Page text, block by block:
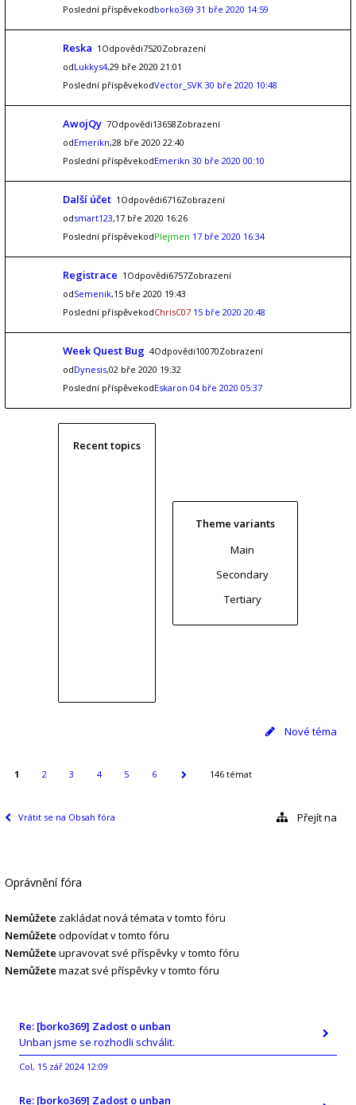
Poslední příspěvekodborko369 31 bře 2020 14:59
Reska 1Odpovědi7520Zobrazení
odLukkys4,29 bře 2020 21:01
Poslední příspěvekodVector_SVK 30 bře 2020 10:48
AwojQy 7Odpovědi13658Zobrazení
odEmerikn,28 bře 2020 22:40
Poslední příspěvekodEmerikn 30 bře 2020 00:10
Další účet 1Odpovědi6716Zobrazení
odsmart123,17 bře 2020 16:26
Poslední příspěvekodPlejmen 17 bře 2020 16:34
Registrace 1Odpovědi6757Zobrazení
odSemenik,15 bře 2020 19:43
Poslední příspěvekodChrisC07 15 bře 2020 20:48
Week Quest Bug 4Odpovědi10070Zobrazení
odDynesis,02 bře 2020 19:32
Poslední příspěvekodEskaron 04 bře 2020 05:37
Recent topics
Theme variants
Main
Secondary
Tertiary
Nové téma
1 2 3 4 5 6 146 témat
Vrátit se na Obsah fóra Přejít na
Oprávnění fóra
Nemůžete zakládat nová témata v tomto fóru
Nemůžete odpovídat v tomto fóru
Nemůžete upravovat své příspěvky v tomto fóru
Nemůžete mazat své příspěvky v tomto fóru
Re: [borko369] Zadost o unban
Unban jsme se rozhodli schválit.
Col, 15 zář 2024 12:09
Re: [borko369] Zadost o unban